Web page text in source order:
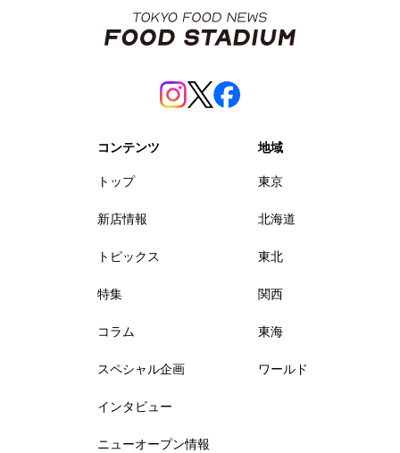
コンテンツ
トップ
新店情報
トピックス
特集
コラム
スペシャル企画
インタビュー
ニューオープン情報
地域
東京
北海道
東北
関西
東海
ワールド